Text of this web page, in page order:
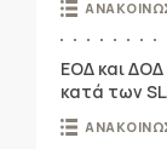
ΕΟΔ και
κατά των